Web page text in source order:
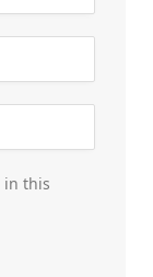
in this